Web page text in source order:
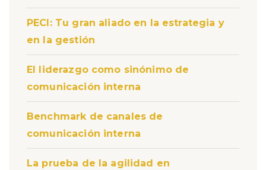
PECI: Tu gran aliado en la estrategia y
en la gestión
El liderazgo como sinónimo de
comunicación interna
Benchmark de canales de
comunicación interna
La prueba de la agilidad en